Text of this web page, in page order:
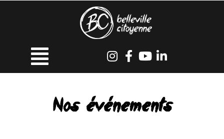
Nos événements